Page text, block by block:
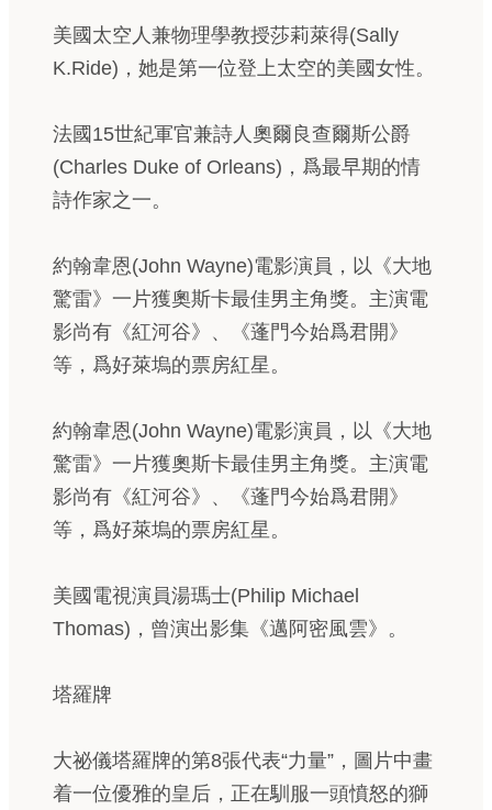
美國太空人兼物理學教授莎莉萊得(Sally
K.Ride)，她是第一位登上太空的美國女性。
法國15世紀軍官兼詩人奧爾良查爾斯公爵
(Charles Duke of Orleans)，爲最早期的情
詩作家之一。
約翰韋恩(John Wayne)電影演員，以《大地
驚雷》一片獲奧斯卡最佳男主角獎。主演電
影尚有《紅河谷》、《蓬門今始爲君開》
等，爲好萊塢的票房紅星。
約翰韋恩(John Wayne)電影演員，以《大地
驚雷》一片獲奧斯卡最佳男主角獎。主演電
影尚有《紅河谷》、《蓬門今始爲君開》
等，爲好萊塢的票房紅星。
美國電視演員湯瑪士(Philip Michael
Thomas)，曾演出影集《邁阿密風雲》。
塔羅牌
大祕儀塔羅牌的第8張代表“力量”，圖片中畫
着一位優雅的皇后，正在馴服一頭憤怒的獅